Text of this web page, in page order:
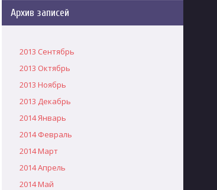
Архив записей
2013 Сентябрь
2013 Октябрь
2013 Ноябрь
2013 Декабрь
2014 Январь
2014 Февраль
2014 Март
2014 Апрель
2014 Май